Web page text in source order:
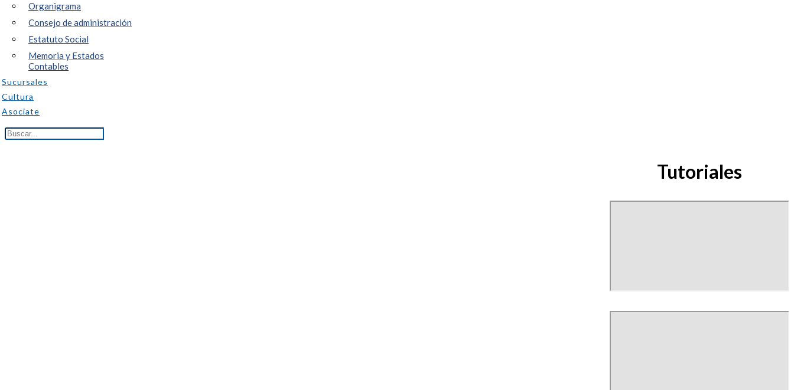
Organigrama
Consejo de administración
Estatuto Social
Memoria y Estados
Contables
Sucursales
Cultura
Asociate
Tutoriales